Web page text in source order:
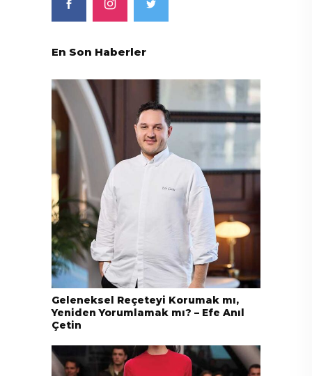
En Son Haberler
Geleneksel Reçeteyi Korumak mı,
Yeniden Yorumlamak mı? – Efe Anıl
Çetin